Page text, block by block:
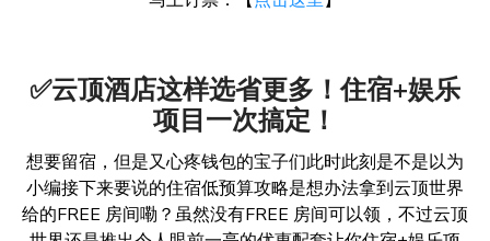
✅云顶酒店这样选省更多！住宿+娱乐
项目一次搞定！
想要留宿，但是又心疼钱包的宝子们此时此刻是不是以为
小编接下来要说的住宿低预算攻略是想办法拿到云顶世界
给的FREE 房间嘞？虽然没有FREE 房间可以领，不过云顶